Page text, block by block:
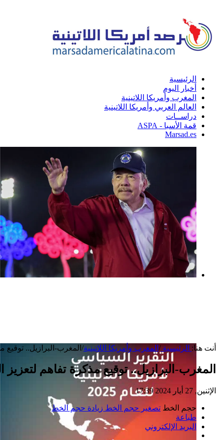
الرئيسية
أخبار اليوم
المغرب وأمريكا اللاتينية
العالم العربي وأمريكا اللاتينية
دراســات
قمة الأسبا - ASPA
Marsad.es
أنت هنا: الرئيسية/ المغرب وأمريكا اللاتينية/ المغرب-البرازيل.. توقيع
المغرب-البرازيل.. توقيع مذكرة تفاهم لتعزيز
الإثنين, 27 أيار 2024 17:39
حجم الخط تصغير حجم الخط زيادة حجم الخط
طباعة
البريد الإلكتروني